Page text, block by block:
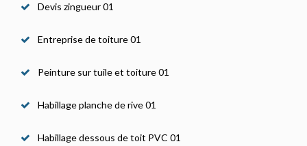
Devis zingueur 01
Entreprise de toiture 01
Peinture sur tuile et toiture 01
Habillage planche de rive 01
Habillage dessous de toit PVC 01